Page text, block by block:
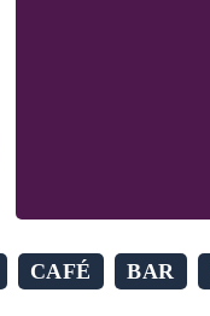
CAFÉ BAR